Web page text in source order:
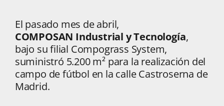
El pasado mes de abril,
COMPOSAN Industrial y Tecnología,
bajo su filial Compograss System,
suministró 5.200 m² para la realización del
campo de fútbol en la calle Castroserna de
Madrid.